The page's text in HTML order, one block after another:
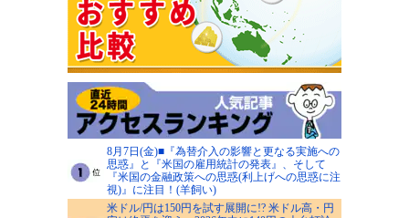
8月7日(金)■『為替介入の影響と更なる実施への
思惑』と『米国の雇用統計の発表』、そして
『米国の金融政策への思惑(利上げへの思惑に注
視)』に注目！(羊飼い)
米ドル/円は150円を試す展開に!? 米ドル高・円